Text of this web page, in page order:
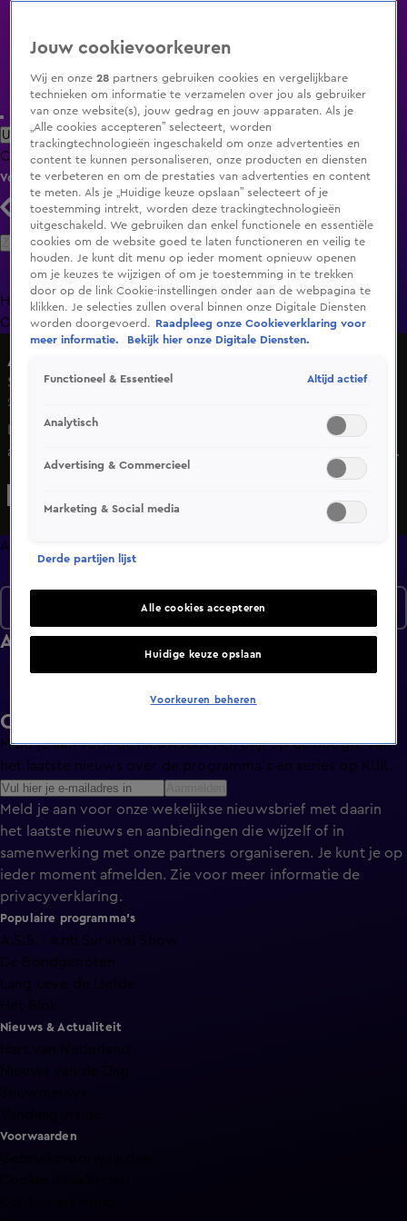
Uitzending Gemist Populaire programma's Zenders Genres
ClipsFilmsRadioSmart TV inlogShop
Volg KIJK
Zoeken
HomeUitzending Gemist Programma's De Bondgenoten
OranjezomerLivestreamsShop
Achter Gesloten Deuren
Seizoen 3, aflevering 41
21 dec 2020, 19:35
Lindy gaat samenwonen met haar vriend Bart, maar de
aanleiding hiervoor is een vervelend. Haar vader namelijk
heeft een auto-ongeluk gehad. Hij heeft nu veel verzorging
worden in het huis. Tijdens de verbouwing van haar
ouderlijk huis stuit Lindy echter op een vreselijk geheim.
Afleveringen
Afleveringen
Ontvang de KIJK-nieuwsbrief
Meld je aan voor de nieuwsbrief en blijf op de hoogte van
het laatste nieuws over de programma’s en series op KIJK.
Meld je aan voor onze wekelijkse nieuwsbrief met daarin
het laatste nieuws en aanbiedingen die wijzelf of in
samenwerking met onze partners organiseren. Je kunt je op
ieder moment afmelden. Zie voor meer informatie de
privacyverklaring.
Populaire programma's
A.S.S. - Anti Survival Show
De Bondgenoten
Lang Leve de Liefde
Het Blok
Nieuws & Actualiteit
Voorwaarden
Jouw cookievoorkeuren
Wij en onze28 partners gebruiken cookies en vergelijkbare
technieken om informatie te verzamelen over jou als gebruiker
van onze website(s), jouw gedrag en jouw apparaten. Als je
„Alle cookies accepteren” selecteert, worden
trackingtechnologieën ingeschakeld om onze advertenties en
content te kunnen personaliseren, onze producten en diensten
te verbeteren en om de prestaties van advertenties en content
te meten. Als je „Huidige keuze opslaan” selecteert of je
toestemming intrekt, worden deze trackingtechnologieën
uitgeschakeld. We gebruiken dan enkel functionele en essentiële
cookies om de website goed te laten functioneren en veilig te
houden. Je kunt dit menu op ieder moment opnieuw openen
om je keuzes te wijzigen of om je toestemming in te trekken
door op de link Cookie-instellingen onder aan de webpagina te
klikken. Je selecties zullen overal binnen onze Digitale Diensten
worden doorgevoerd.
Raadpleeg onze Cookieverklaring voor
meer informatie.
Bekijk hier onze Digitale Diensten.
Functioneel & Essentieel Altijd actief
Analytisch
Advertising & Commercieel
Marketing & Social media
Derde partijen lijst
Alle cookies accepteren
Huidige keuze opslaan
Voorkeuren beheren